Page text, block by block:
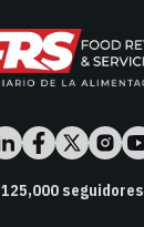
125,000seguidores